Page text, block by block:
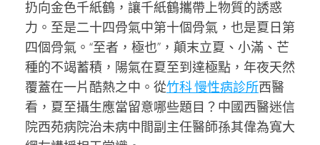
扔向金色千紙鶴，讓千紙鶴攜帶上物質的誘惑
力。至是二十四骨氣中第十個骨氣，也是夏日第
四個骨氣。“至者，極也”，顛末立夏、小滿、芒
種的不竭蓄積，陽氣在夏至到達極點，年夜天然
覆蓋在一片酷熱之中。從竹科 慢性病診所西醫
看，夏至攝生應當留意哪些題目？中國西醫迷信
院西苑病院治未病中間副主任醫師孫其偉為寬大